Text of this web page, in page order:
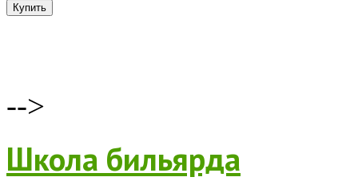
-->
Школа бильярда